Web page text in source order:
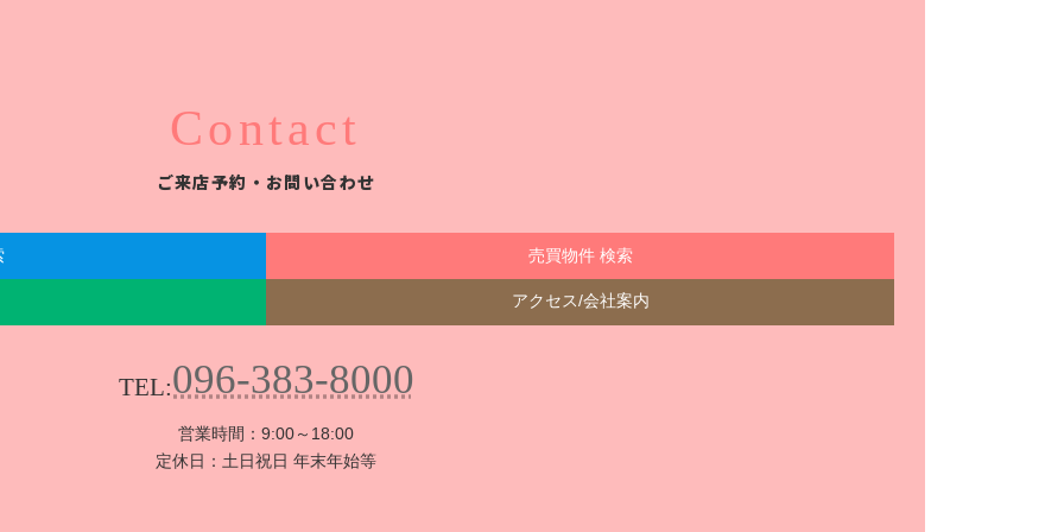
Contact
ご来店予約・お問い合わせ
売買物件 検索
アクセス/会社案内
TEL:096-383-8000
営業時間：9:00～18:00
定休日：土日祝日 年末年始等